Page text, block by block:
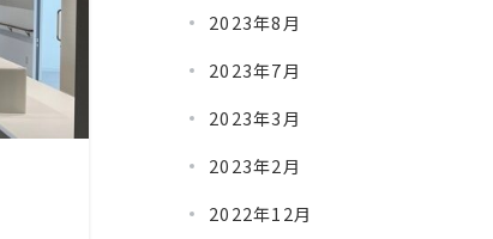
2023年8月
2023年7月
2023年3月
2023年2月
2022年12月